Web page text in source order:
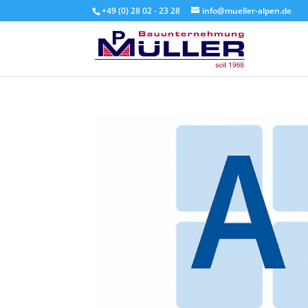
+49 (0) 28 02 - 23 28 info@mueller-alpen.de